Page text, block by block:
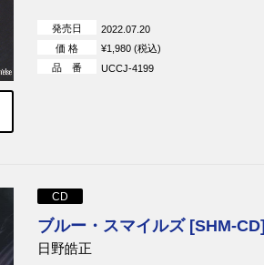
発売日
2022.07.20
価 格
¥1,980 (税込)
品 番
UCCJ-4199
CD
ブルー・スマイルズ [SHM-CD]
日野皓正